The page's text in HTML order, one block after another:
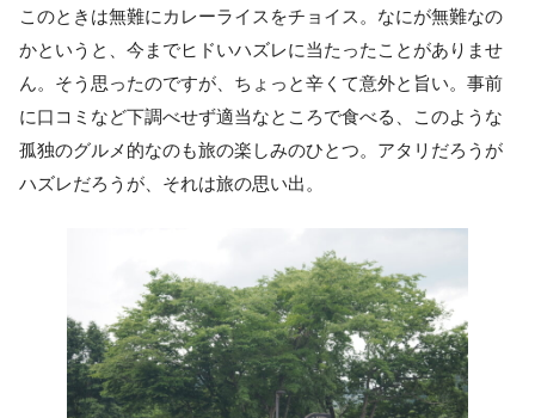
このときは無難にカレーライスをチョイス。なにが無難なの
かというと、今までヒドいハズレに当たったことがありませ
ん。そう思ったのですが、ちょっと辛くて意外と旨い。事前
に口コミなど下調べせず適当なところで食べる、このような
孤独のグルメ的なのも旅の楽しみのひとつ。アタリだろうが
ハズレだろうが、それは旅の思い出。